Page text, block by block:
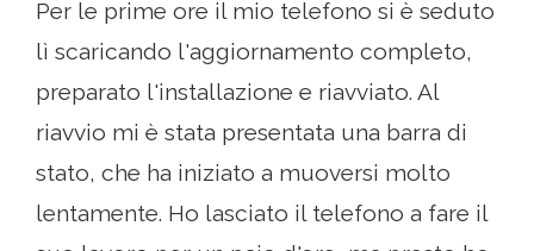
Per le prime ore il mio telefono si è seduto
lì scaricando l'aggiornamento completo,
preparato l'installazione e riavviato. Al
riavvio mi è stata presentata una barra di
stato, che ha iniziato a muoversi molto
lentamente. Ho lasciato il telefono a fare il